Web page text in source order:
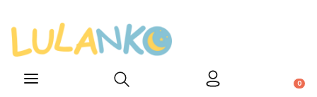
Otwórz wyszukiwarkę